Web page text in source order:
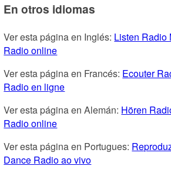
En otros idiomas
Ver esta página en Inglés: Listen Radio
Radio online
Ver esta página en Francés: Ecouter
Radio en ligne
Ver esta página en Alemán: Hören
Radio online
Ver esta página en Portugues:
Dance Radio ao vivo